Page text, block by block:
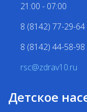
21:00 - 07:00
8 (8142) 77-29-
8 (8142) 44-58-
rsc@zdrav10.ru
Детское